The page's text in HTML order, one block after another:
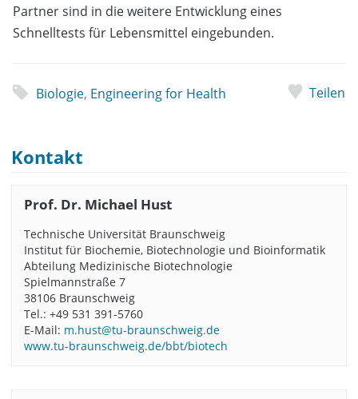
Partner sind in die weitere Entwicklung eines
Schnelltests für Lebensmittel eingebunden.
Biologie, Engineering for Health Teilen
Kontakt
Prof. Dr. Michael Hust
Technische Universität Braunschweig
Institut für Biochemie, Biotechnologie und Bioinformatik
Abteilung Medizinische Biotechnologie
Spielmannstraße 7
38106 Braunschweig
Tel.: +49 531 391-5760
E-Mail: m.hust@tu-braunschweig.de
www.tu-braunschweig.de/bbt/biotech